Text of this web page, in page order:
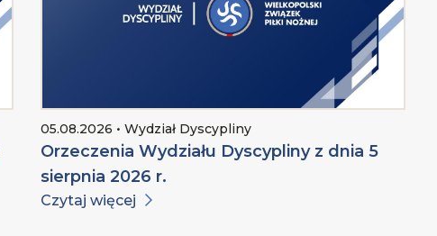
05.08.2026 • Wydział Dyscypliny
Orzeczenia Wydziału Dyscypliny z dnia 5
sierpnia 2026 r.
Czytaj więcej